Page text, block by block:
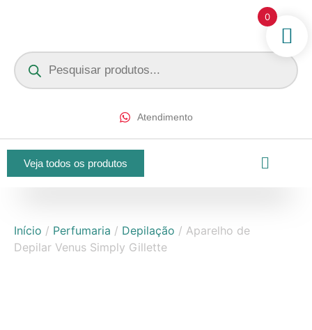
Atendimento
Veja todos os produtos
Início / Perfumaria / Depilação / Aparelho de
Depilar Venus Simply Gillette
0